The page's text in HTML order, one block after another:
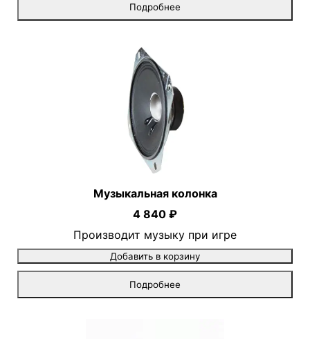
Подробнее
Музыкальная колонка
4 840 ₽
Производит музыку при игре
Добавить в корзину
Подробнее